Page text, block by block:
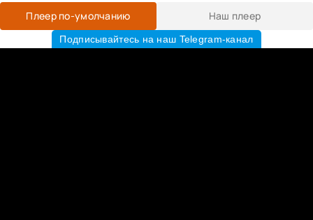
Плеер по-умолчанию Наш плеер
Подписывайтесь на наш Telegram-канал